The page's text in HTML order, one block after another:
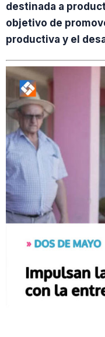
destinada a
objetivo de
productiva y el